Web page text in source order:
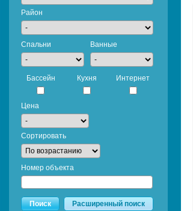
Район
Спальни Ванные
Бассейн Кухня Интернет
Цена
Сортировать
Номер объекта
Поиск Расширенный поиск